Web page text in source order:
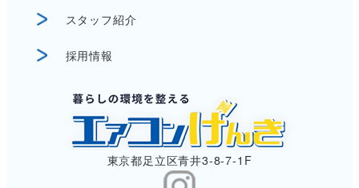
東京都足立区青井3-8-7-1F
スタッフ紹介
採用情報